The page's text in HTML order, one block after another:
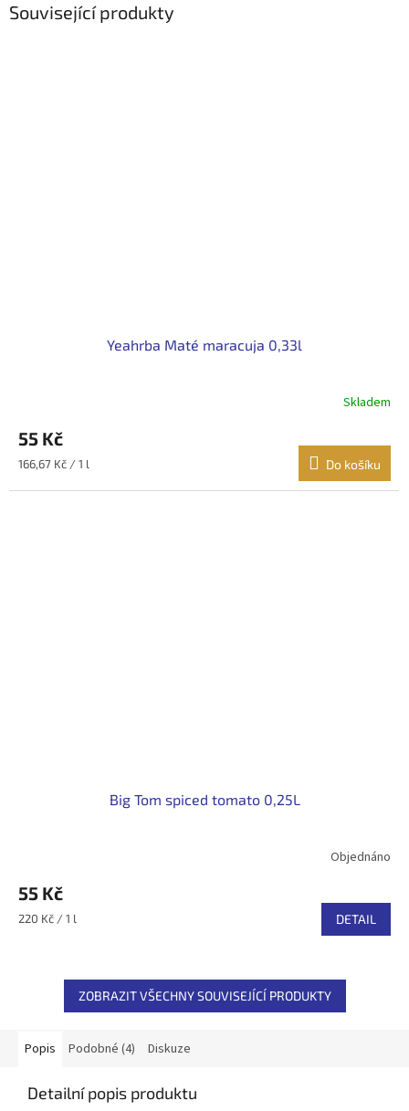
Související produkty
Yeahrba Maté maracuja 0,33l
Skladem
55 Kč
Měrná
166,67 Kč / 1 l Do košíku
Big Tom spiced tomato 0,25L
Objednáno
55 Kč
Měrná
220 Kč / 1 l DETAIL
ZOBRAZIT VŠECHNY SOUVISEJÍCÍ PRODUKTY
Popis Podobné (4) Diskuze
Detailní popis produktu